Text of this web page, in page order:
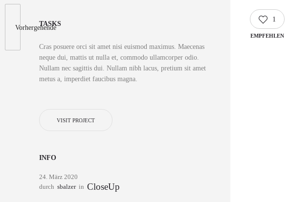
Vorhergehende
1
EMPFEHLEN
TASKS
Cras posuere orci sit amet nisi euismod maximus. Maecenas
neque dui, mattis ut nulla et, commodo ullamcorper odio.
Nullam nec sagittis dui. Nullam nibh lacus, pretium sit amet
metus a, imperdiet faucibus magna.
VISIT PROJECT
INFO
24. März 2020
durch sbalzer in CloseUp